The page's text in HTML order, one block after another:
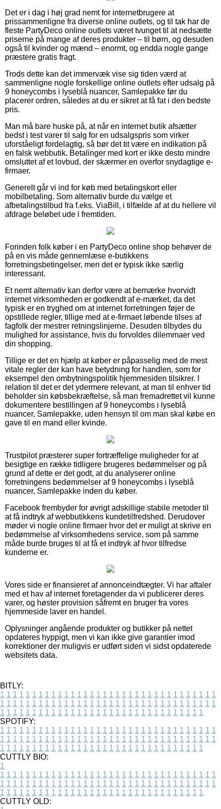
Det er i dag i høj grad nemt for internetbrugere at
prissammenligne fra diverse online outlets, og til tak har de
fleste PartyDeco online outlets været tvunget til at nedsætte
priserne på mange af deres produkter – til børn, og desuden
også til kvinder og mænd – enormt, og endda nogle gange
præstere gratis fragt.
Trods dette kan det immervæk vise sig tiden værd at
sammenligne nogle forskellige online outlets efter udsalg på
9 honeycombs i lyseblå nuancer, Samlepakke før du
placerer ordren, således at du er sikret at få fat i den bedste
pris.
Man må bare huske på, at når en internet butik afsætter
bedst i test varer til salg for en udsalgspris som virker
uforståeligt fordelagtig, så bør det tit være en indikation på
en falsk webbutik. Betalinger med kort er ikke desto mindre
omsluttet af et lovbud, der skærmer en overfor snydagtige e-
firmaer.
Generelt går vi ind for køb med betalingskort eller
mobilbetaling. Som alternativ burde du vælge et
afbetalingstilbud fra f.eks. ViaBill, i tilfælde af at du hellere vil
afdrage beløbet ude i fremtiden.
Forinden folk køber i en PartyDeco online shop behøver de
på en vis måde gennemlæse e-butikkens
forretningsbetingelser, men det er typisk ikke særlig
interessant.
Et nemt alternativ kan derfor være at bemærke hvorvidt
internet virksomheden er godkendt af e-mærket, da det
typisk er en tryghed om at internet forretningen føjer de
opstillede regler, tillige med at e-firmaet løbende tilses af
fagfolk der mestrer retningslinjerne. Desuden tilbydes du
mulighed for assistance, hvis du forvoldes dilemmaer ved
din shopping.
Tillige er det en hjælp at køber er påpasselig med de mest
vitale regler der kan have betydning for handlen, som for
eksempel den ombytningspolitik hjemmesiden tilsikrer. I
relation til det er det ydermere relevant, at man til enhver tid
beholder sin købsbekræftelse, så man fremadrettet vil kunne
dokumentere bestillingen af 9 honeycombs i lyseblå
nuancer, Samlepakke, uden hensyn til om man skal købe en
gave til en mand eller kvinde.
Trustpilot præsterer super fortræffelige muligheder for at
besigtige en række tidligere brugeres bedømmelser og på
grund af dette er det godt, at du analyserer online
forretningens bedømmelser af 9 honeycombs i lyseblå
nuancer, Samlepakke inden du køber.
Facebook frembyder for øvrigt adskillige stabile metoder til
at få indtryk af webbutikkens kundetilfredshed. Derudover
møder vi nogle online firmaer hvor det er muligt at skrive en
bedømmelse af virksomhedens service, som på samme
måde burde bruges til at få et indtryk af hvor tilfredse
kunderne er.
Vores side er finansieret af annonceindtægter. Vi har aftaler
med et hav af internet foretagender da vi publicerer deres
varer, og høster provision såfremt en bruger fra vores
hjemmeside laver en handel.
Oplysninger angående produkter og butikker på nettet
opdateres hyppigt, men vi kan ikke give garantier imod
korrektioner der muligvis er udført siden vi sidst opdaterede
websitets data.
BITLY:
1 1 1 1 1 1 1 1 1 1 1 1 1 1 1 1 1 1 1 1 1 1 1 1 1 1 1 1 1 1 1 1 1 1
1 1 1 1 1 1 1 1 1 1 1 1 1 1 1 1 1 1 1 1 1 1 1 1 1 1 1 1 1 1 1 1 1 1
1 1 1 1 1 1 1 1 1 1 1 1 1 1 1 1 1 1 1 1 1 1 1 1 1 1 1 1 1 1 1 1
SPOTIFY:
1 1 1 1 1 1 1 1 1 1 1 1 1 1 1 1 1 1 1 1 1 1 1 1 1 1 1 1 1 1 1 1 1 1
1 1 1 1 1 1 1 1 1 1 1 1 1 1 1 1 1 1 1 1 1 1 1 1 1 1 1 1 1 1 1 1 1 1
1 1 1 1 1 1 1 1 1 1 1 1 1 1 1 1 1 1 1 1 1 1 1 1 1 1 1 1 1 1 1 1
CUTTLY BIO:
1
1 1 1 1 1 1 1 1 1 1 1 1 1 1 1 1 1 1 1 1 1 1 1 1 1 1 1 1 1 1 1 1 1 1
1 1 1 1 1 1 1 1 1 1 1 1 1 1 1 1 1 1 1 1 1 1 1 1 1 1 1 1 1 1 1 1 1 1
1 1 1 1 1 1 1 1 1 1 1 1 1 1 1 1 1 1 1 1 1 1 1 1 1 1 1 1 1 1 1 1
CUTTLY OLD: